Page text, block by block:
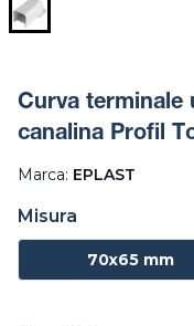
Curva terminale
canalina Profil
Marca: EPLAST
Misura
70x65 mm